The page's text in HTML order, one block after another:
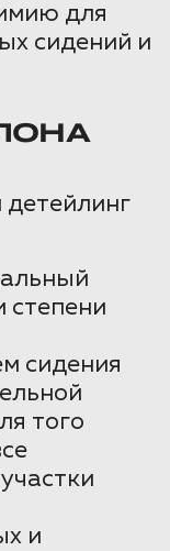
для
сидений и
степени
сидения
того
и